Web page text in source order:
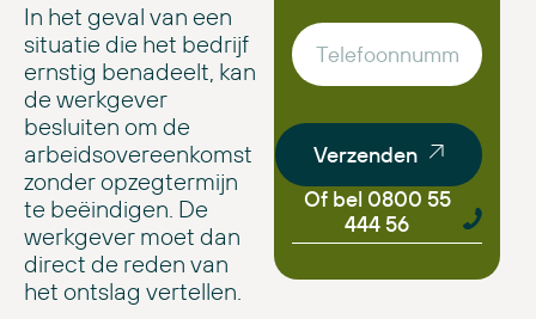
In het geval van een
situatie die het bedrijf
ernstig benadeelt, kan
de werkgever
besluiten om de
arbeidsovereenkomst
zonder opzegtermijn
te beëindigen. De
werkgever moet dan
direct de reden van
het ontslag vertellen.
Verzenden
Of bel 0800 55
444 56